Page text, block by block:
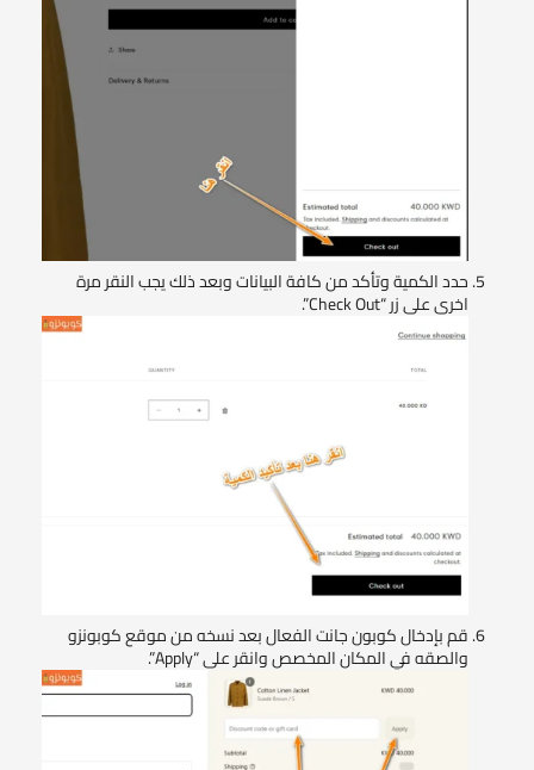
حدد الكمية وتأكد من كافة البيانات وبعد ذلك يجب النقر مرة
اخرى على زر “Check Out”.
قم بإدخال كوبون جانت الفعال بعد نسخه من موقع كوبونزو
والصقه في المكان المخصص وانقر على “Apply”.